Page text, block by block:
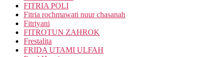
FITRIA POLI
Fitria rochmawati nuur chasanah
Fitriyani
FITROTUN ZAHROK
Frestalita
FRIDA UTAMI ULFAH